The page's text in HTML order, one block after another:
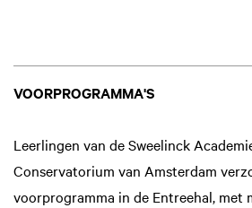
VOORPROGRAMMA'S
Leerlingen van de Sweelinck
Conservatorium van Amsterdam
voorprogramma in de Entreehal, met